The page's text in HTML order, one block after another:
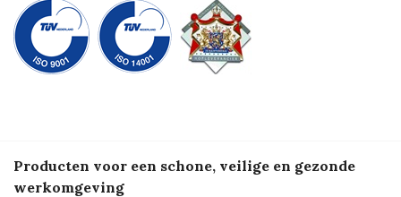
Producten voor een schone, veilige en gezonde
werkomgeving